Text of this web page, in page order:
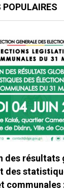
des résultats
des
communales